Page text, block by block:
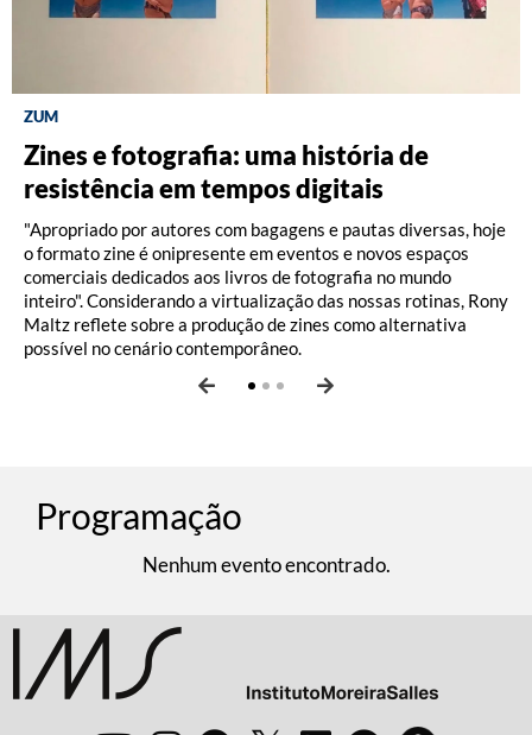
ZUM
Zines e fotografia: uma história de
resistência em tempos digitais
"Apropriado por autores com bagagens e pautas diversas, hoje
o formato zine é onipresente em eventos e novos espaços
comerciais dedicados aos livros de fotografia no mundo
inteiro". Considerando a virtualização das nossas rotinas, Rony
Maltz reflete sobre a produção de zines como alternativa
possível no cenário contemporâneo.
DISCOGRAFIA BRASILEIRA
Do Pajeú a Hollywood: 100 anos de
Moacir Santos, por Pedro Paulo Malta
RÁDIO BATUTA
Ney ao vivo, muito vivo, com Luiz
Fernando Vianna
Programação
Nenhum evento encontrado.